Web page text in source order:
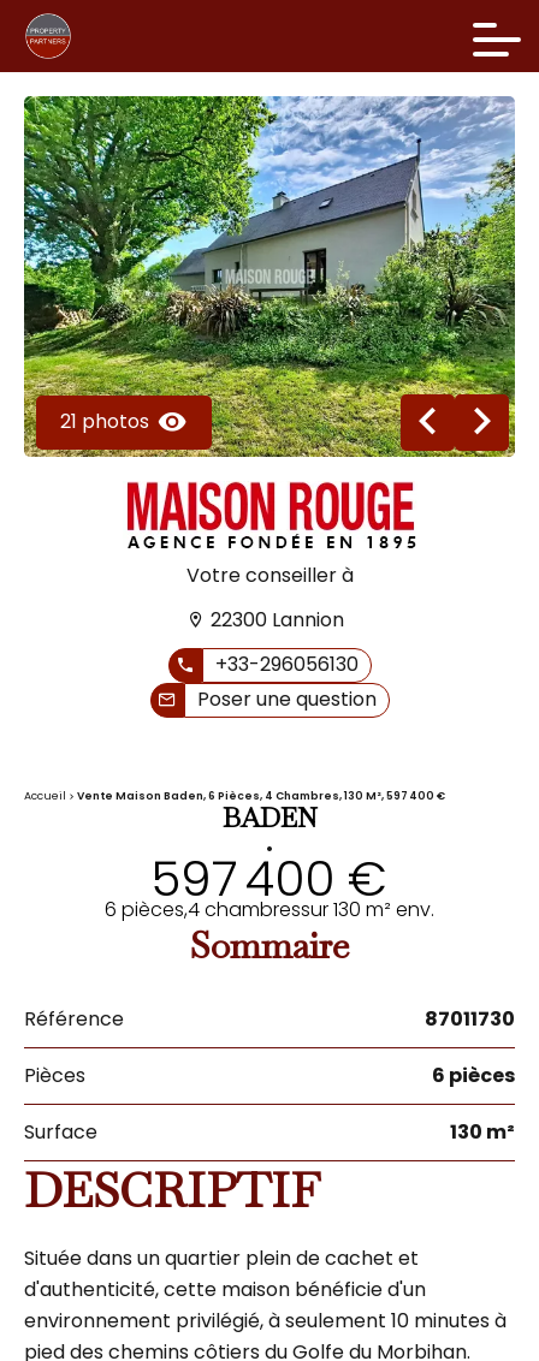
21 photos
Votre conseiller à
22300 Lannion
+33-296056130
Poser une question
Accueil Vente Maison Baden, 6 Pièces, 4 Chambres, 130 M², 597 400 €
BADEN
•
597 400 €
6 pièces,4 chambressur 130 m² env.
Sommaire
Référence 87011730
Pièces 6 pièces
Surface 130 m²
DESCRIPTIF
Située dans un quartier plein de cachet et
d'authenticité, cette maison bénéficie d'un
environnement privilégié, à seulement 10 minutes à
pied des chemins côtiers du Golfe du Morbihan.